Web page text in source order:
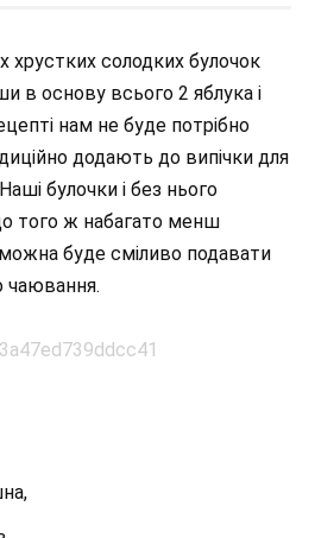
хрустких солодких булочок
в основу всього 2 яблука і
нам не буде потрібно
додають до випічки для
булочки і без нього
того ж набагато менш
буде сміливо подавати
чаювання.